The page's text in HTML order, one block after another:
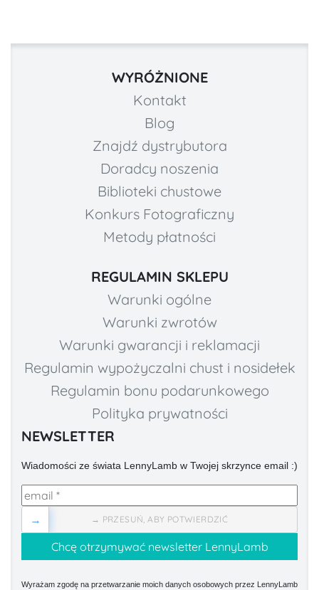
WYRÓŻNIONE
Kontakt
Blog
Znajdź dystrybutora
Doradcy noszenia
Biblioteki chustowe
Konkurs Fotograficzny
Metody płatności
REGULAMIN SKLEPU
Warunki ogólne
Warunki zwrotów
Warunki gwarancji i reklamacji
Regulamin wypożyczalni chust i nosidełek
Regulamin bonu podarunkowego
Polityka prywatności
NEWSLETTER
Wiadomości ze świata LennyLamb w Twojej skrzynce email :)
→ PRZESUŃ, ABY POTWIERDZIĆ
→
Wyrażam zgodę na przetwarzanie moich danych osobowych przez LennyLamb